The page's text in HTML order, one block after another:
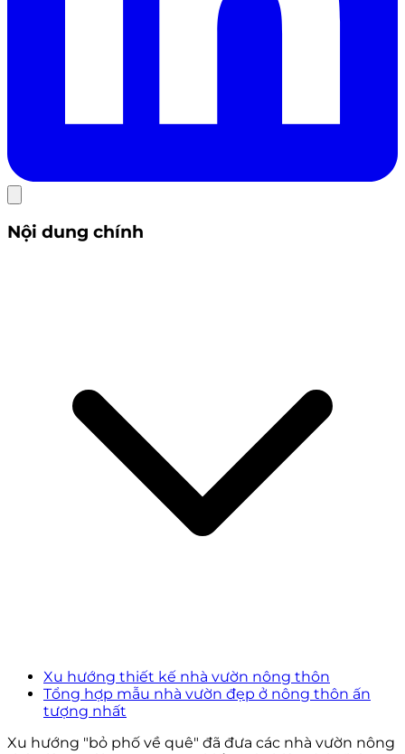
Nội dung chính
Xu hướng thiết kế nhà vườn nông thôn
Tổng hợp mẫu nhà vườn đẹp ở nông thôn ấn
tượng nhất
Xu hướng "bỏ phố về quê" đã đưa các nhà vườn nông